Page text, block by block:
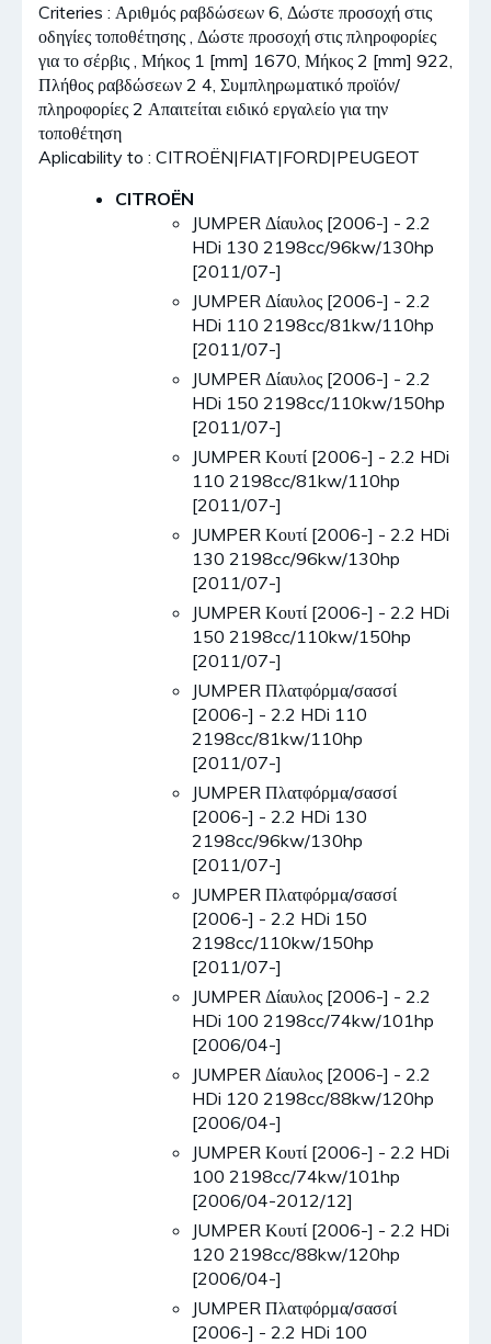
Criteries : Αριθμός ραβδώσεων 6, Δώστε προσοχή στις
οδηγίες τοποθέτησης , Δώστε προσοχή στις πληροφορίες
για το σέρβις , Μήκος 1 [mm] 1670, Μήκος 2 [mm] 922,
Πλήθος ραβδώσεων 2 4, Συμπληρωματικό προϊόν/
πληροφορίες 2 Απαιτείται ειδικό εργαλείο για την
τοποθέτηση
Aplicability to : CITROËN|FIAT|FORD|PEUGEOT
CITROËN
JUMPER Δίαυλος [2006-] - 2.2
HDi 130 2198cc/96kw/130hp
[2011/07-]
JUMPER Δίαυλος [2006-] - 2.2
HDi 110 2198cc/81kw/110hp
[2011/07-]
JUMPER Δίαυλος [2006-] - 2.2
HDi 150 2198cc/110kw/150hp
[2011/07-]
JUMPER Κουτί [2006-] - 2.2 HDi
110 2198cc/81kw/110hp
[2011/07-]
JUMPER Κουτί [2006-] - 2.2 HDi
130 2198cc/96kw/130hp
[2011/07-]
JUMPER Κουτί [2006-] - 2.2 HDi
150 2198cc/110kw/150hp
[2011/07-]
JUMPER Πλατφόρμα/σασσί
[2006-] - 2.2 HDi 110
2198cc/81kw/110hp
[2011/07-]
JUMPER Πλατφόρμα/σασσί
[2006-] - 2.2 HDi 130
2198cc/96kw/130hp
[2011/07-]
JUMPER Πλατφόρμα/σασσί
[2006-] - 2.2 HDi 150
2198cc/110kw/150hp
[2011/07-]
JUMPER Δίαυλος [2006-] - 2.2
HDi 100 2198cc/74kw/101hp
[2006/04-]
JUMPER Δίαυλος [2006-] - 2.2
HDi 120 2198cc/88kw/120hp
[2006/04-]
JUMPER Κουτί [2006-] - 2.2 HDi
100 2198cc/74kw/101hp
[2006/04-2012/12]
JUMPER Κουτί [2006-] - 2.2 HDi
120 2198cc/88kw/120hp
[2006/04-]
JUMPER Πλατφόρμα/σασσί
[2006-] - 2.2 HDi 100